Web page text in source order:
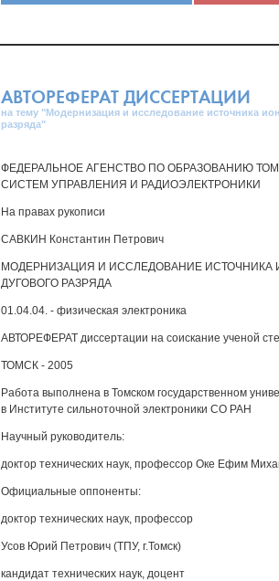
АВТОРЕФЕРАТ ДИССЕРТАЦИИ
на тему "Модернизация и исследование источника
разряда"
ФЕДЕРАЛЬНОЕ АГЕНСТВО ПО ОБРАЗОВАНИЮ
СИСТЕМ УПРАВЛЕНИЯ И РАДИОЭЛЕКТРОНИКИ
На правах рукописи
САВКИН Константин Петрович
МОДЕРНИЗАЦИЯ И ИССЛЕДОВАНИЕ
ДУГОВОГО РАЗРЯДА
01.04.04. - физическая электроника
АВТОРЕФЕРАТ диссертации на соискание ученой
ТОМСК - 2005
Работа выполнена в Томском государственном
в Институте сильноточной электроники СО РАН
Научный руководитель:
доктор технических наук, профессор Оке Ефим
Официальные оппоненты:
доктор технических наук, профессор
Усов Юрий Петрович (ТПУ, г.Томск)
кандидат технических наук, доцент